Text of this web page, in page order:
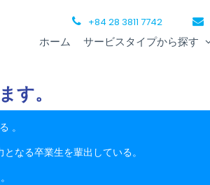
+84 28 3811 7742
ホーム サービスタイプから探す
す。
。
なる卒業生を輩出している。